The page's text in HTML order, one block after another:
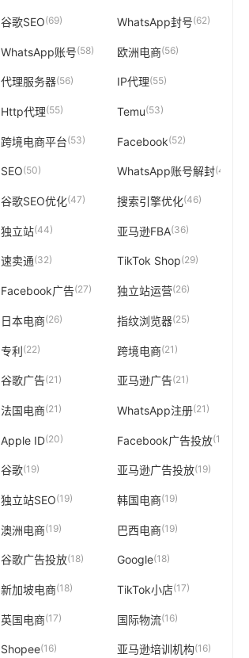
谷歌SEO(69) WhatsApp封号(62)
WhatsApp账号(58) 欧洲电商(56)
代理服务器(56) IP代理(55)
Http代理(55) Temu(53)
跨境电商平台(53) Facebook(52)
SEO(50) WhatsApp账号解封(49)
谷歌SEO优化(47) 搜索引擎优化(46)
独立站(44) 亚马逊FBA(36)
速卖通(32) TikTok Shop(29)
Facebook广告(27) 独立站运营(26)
日本电商(26) 指纹浏览器(25)
专利(22) 跨境电商(21)
谷歌广告(21) 亚马逊广告(21)
法国电商(21) WhatsApp注册(21)
Apple ID(20) Facebook广告投放(19)
谷歌(19) 亚马逊广告投放(19)
独立站SEO(19) 韩国电商(19)
澳洲电商(19) 巴西电商(19)
谷歌广告投放(18) Google(18)
新加坡电商(18) TikTok小店(17)
英国电商(17) 国际物流(16)
Shopee(16) 亚马逊培训机构(16)